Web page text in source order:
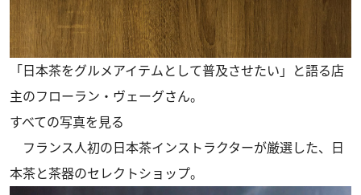
「日本茶をグルメアイテムとして普及させたい」と語る店
主のフローラン・ヴェーグさん。
すべての写真を見る
フランス人初の日本茶インストラクターが厳選した、日
本茶と茶器のセレクトショップ。